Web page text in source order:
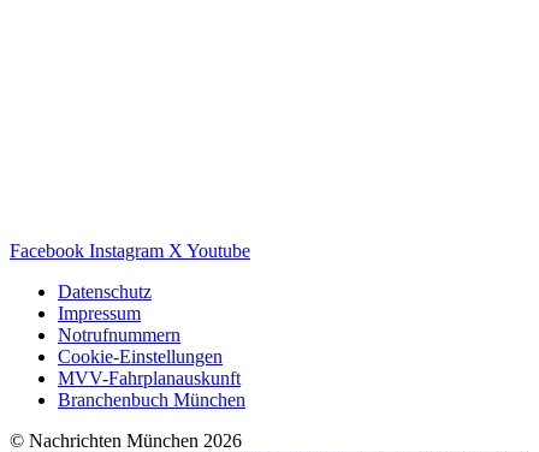
Facebook Instagram X Youtube
Datenschutz
Impressum
Notrufnummern
Cookie-Einstellungen
MVV-Fahrplanauskunft
Branchenbuch München
© Nachrichten München 2026